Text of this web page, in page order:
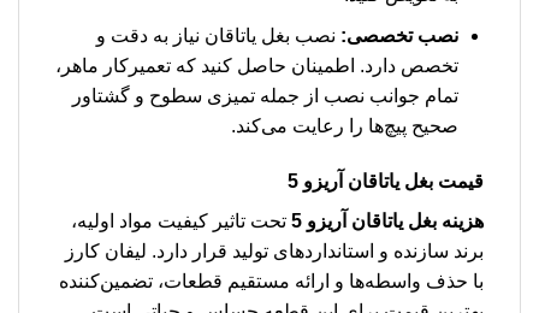
نصب تخصصی: نصب بغل یاتاقان نیاز به دقت و
تخصص دارد. اطمینان حاصل کنید که تعمیرکار ماهر،
تمام جوانب نصب از جمله تمیزی سطوح و گشتاور
صحیح پیچ‌ها را رعایت می‌کند.
قیمت بغل یاتاقان آریزو 5
هزینه بغل یاتاقان آریزو 5
تحت تاثیر کیفیت مواد اولیه،
برند سازنده و استانداردهای تولید قرار دارد. لیفان کارز
با حذف واسطه‌ها و ارائه مستقیم قطعات، تضمین‌کننده